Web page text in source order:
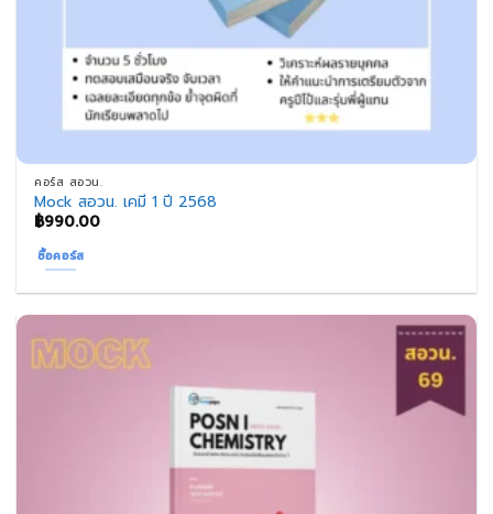
คอร์ส สอวน.
Mock สอวน. เคมี 1 ปี 2568
฿990.00
ซื้อคอร์ส